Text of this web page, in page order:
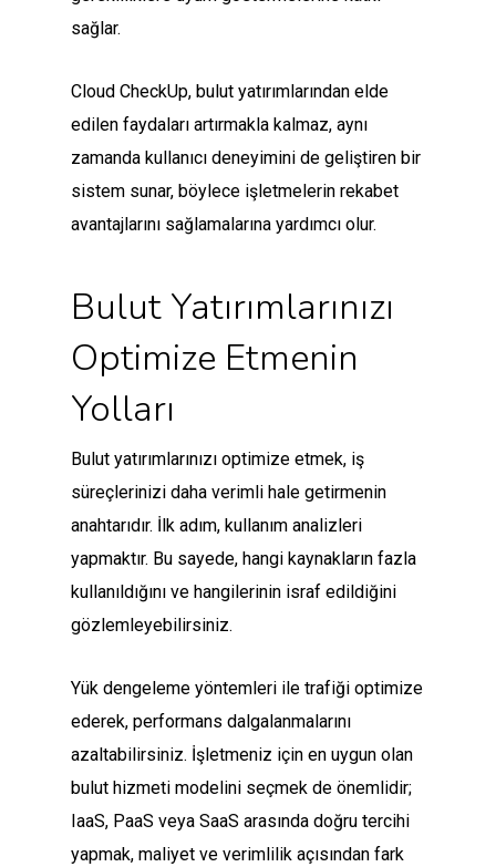
sağlar.
Cloud CheckUp, bulut yatırımlarından elde
edilen faydaları artırmakla kalmaz, aynı
zamanda kullanıcı deneyimini de geliştiren bir
sistem sunar, böylece işletmelerin rekabet
avantajlarını sağlamalarına yardımcı olur.
Bulut Yatırımlarınızı
Optimize Etmenin
Yolları
Bulut yatırımlarınızı optimize etmek, iş
süreçlerinizi daha verimli hale getirmenin
anahtarıdır. İlk adım, kullanım analizleri
yapmaktır. Bu sayede, hangi kaynakların fazla
kullanıldığını ve hangilerinin israf edildiğini
gözlemleyebilirsiniz.
Yük dengeleme yöntemleri ile trafiği optimize
ederek, performans dalgalanmalarını
azaltabilirsiniz. İşletmeniz için en uygun olan
bulut hizmeti modelini seçmek de önemlidir;
IaaS, PaaS veya SaaS arasında doğru tercihi
yapmak, maliyet ve verimlilik açısından fark